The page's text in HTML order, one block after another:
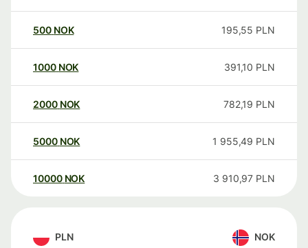
500 NOK 195,55 PLN
1000 NOK 391,10 PLN
2000 NOK 782,19 PLN
5000 NOK 1 955,49 PLN
10000 NOK 3 910,97 PLN
PLN NOK